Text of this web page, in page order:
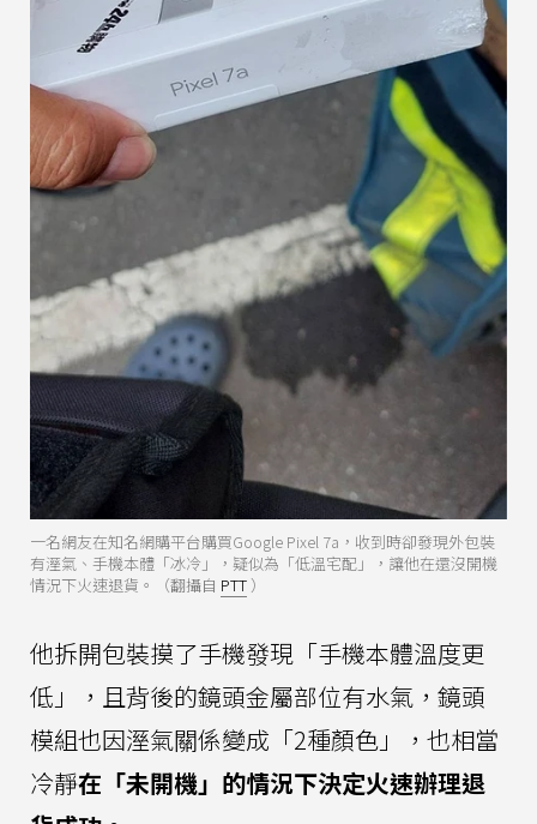
一名網友在知名網購平台購買Google Pixel 7a，收到時卻發現外包裝
有溼氣、手機本體「冰冷」，疑似為「低溫宅配」，讓他在還沒開機
情況下火速退貨。（翻攝自 PTT ）
他拆開包裝摸了手機發現「手機本體溫度更
低」，且背後的鏡頭金屬部位有水氣，鏡頭
模組也因溼氣關係變成「2種顏色」，也相當
冷靜在「未開機」的情況下決定火速辦理退